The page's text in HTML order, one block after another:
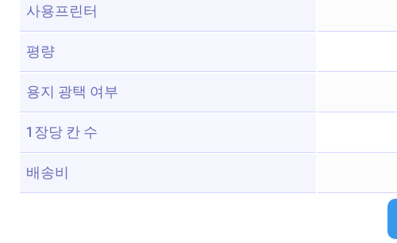
사용프린터
평량
용지 광택 여부
1장당 칸 수
배송비